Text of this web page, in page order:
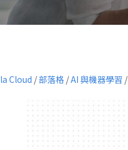
Cloud /部落格 /AI 與機器學習 /